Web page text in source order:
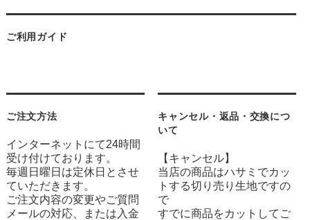
ご利用ガイド
ご注文方法
インターネットにて24時間
受け付けております。
毎週日曜日は定休日とさせ
ていただきます。
ご注文内容の変更やご質問
メールの対応、または入金
キャンセル・返品・交換につ
いて
【キャンセル】
当店の商品はハサミでカッ
トする切り売り生地ですの
で
すでに商品をカットしてご